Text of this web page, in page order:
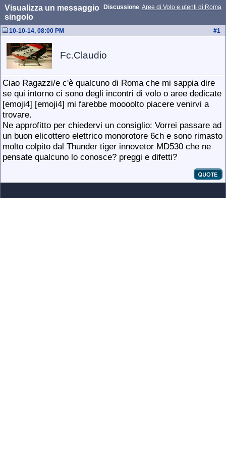
Discussione:Aree di Volo e utenti di Roma
Visualizza un messaggio
singolo
#1
10-10-14, 08:00 PM
Fc.Claudio
Ciao Ragazzi/e c'è qualcuno di Roma che mi sappia dire
se qui intorno ci sono degli incontri di volo o aree dedicate
[emoji4] [emoji4] mi farebbe moooolto piacere venirvi a
trovare.
Ne approfitto per chiedervi un consiglio: Vorrei passare ad
un buon elicottero elettrico monorotore 6ch e sono rimasto
molto colpito dal Thunder tiger innovetor MD530 che ne
pensate qualcuno lo conosce? preggi e difetti?